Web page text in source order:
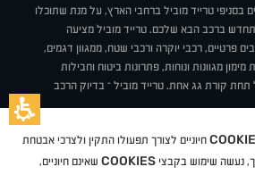
בסניפי טרייד מוביל ברחבי הארץ, על מנת שתוכלו
ברכב הבא שלכם. טרייד מוביל מציעה
פרטיים, רכבי יוקרה ורכבי שטח, ממגוון דגמים,
מגוונות ונוחות, פתרונות ביטוח וחבילות
קורת גג אחת. טרייד מוביל – בדיוק הרכב
מגזין טרייד מובילאיך זה עובד? דרושים
העדפות עוגיות
חיוניים לצורך תפעולו התקין ולצרכי אבטחת
נעשה שימוש בקבצי COOKIES שאינם חיוניים,